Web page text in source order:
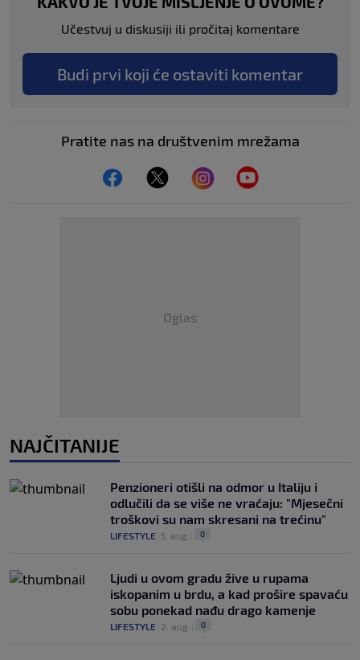
Učestvuj u diskusiji ili pročitaj komentare
Budi prvi koji će ostaviti komentar
Pratite nas na društvenim mrežama
Oglas
NAJČITANIJE
Penzioneri otišli na odmor u Italiju i
odlučili da se više ne vraćaju: "Mjesečni
troškovi su nam skresani na trećinu"
LIFESTYLE 5. aug. 0
Ljudi u ovom gradu žive u rupama
iskopanim u brdu, a kad prošire spavaću
sobu ponekad nađu drago kamenje
LIFESTYLE 2. aug. 0